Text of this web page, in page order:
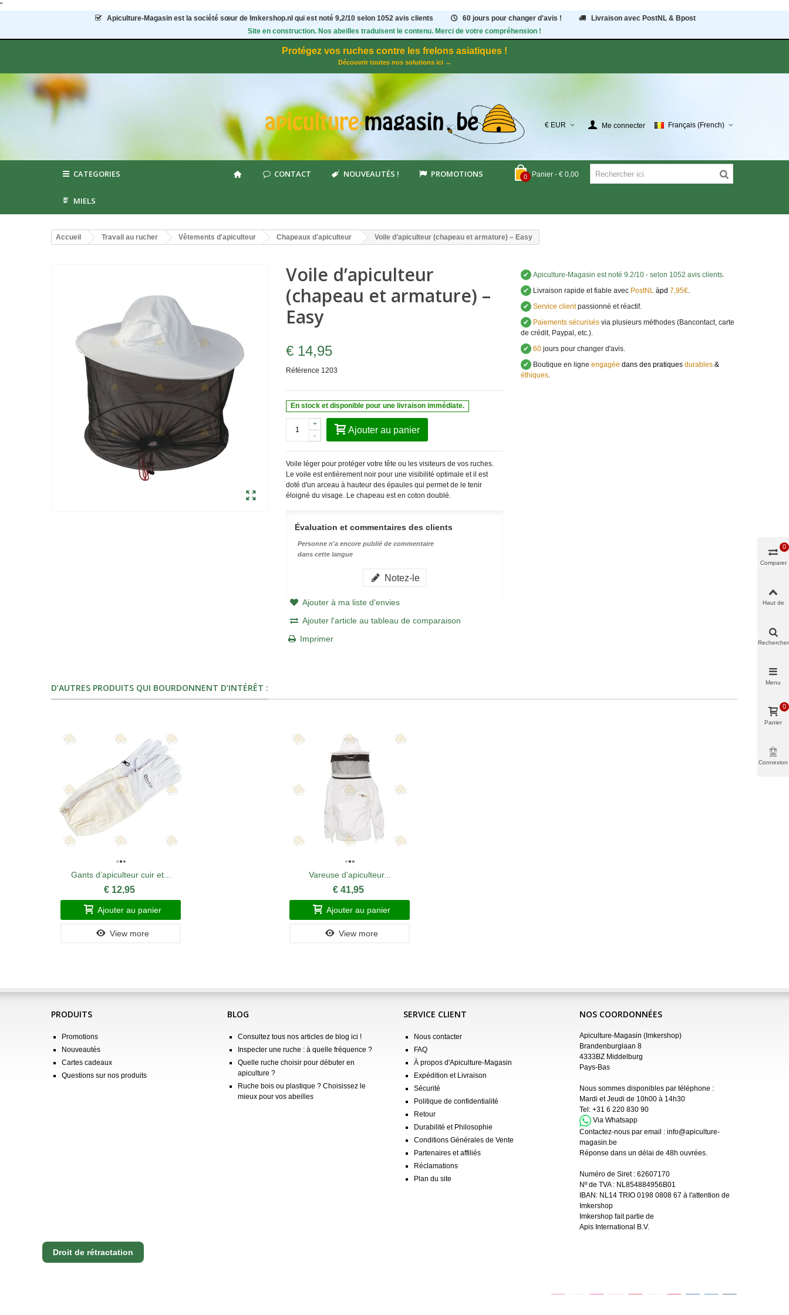
"
Apiculture-Magasin est la société sœur de Imkershop.nl qui est noté 9,2/10 selon 1052avis clients 60 jours pour changer d'avis !
Livraison avec PostNL & Bpost
Site en construction. Nos abeilles traduisent le contenu. Merci de votre compréhension !
Protégez vos ruches contre les frelons asiatiques !
Découvrir toutes nos solutions ici →
€ EUR Me connecter Français (French)
0 Panier - € 0,00
CATEGORIES CONTACT NOUVEAUTÉS ! PROMOTIONS
MIELS
Accueil Travail au rucher Vêtements d'apiculteur Chapeaux d'apiculteur Voile d’apiculteur (chapeau et armature) – Easy
Voile d’apiculteur
(chapeau et armature) –
Easy
€ 14,95
Référence 1203
En stock et disponible pour une livraison immédiate.
-
+
Ajouter au panier
Voile léger pour protéger votre tête ou les visiteurs de vos ruches.
Le voile est entièrement noir pour une visibilité optimale et il est
doté d'un arceau à hauteur des épaules qui permet de le tenir
éloigné du visage. Le chapeau est en coton doublé.
Évaluation et commentaires des clients
Personne n'a encore publié de commentaire
dans cette langue
Notez-le
Ajouter à ma liste d'envies
Ajouter l'article au tableau de comparaison
Imprimer
✔ Apiculture-Magasin est noté 9.2/10 - selon 1052 avis clients.
✔ Livraison rapide et fiable avecPostNL àpd 7,95€.
✔ Service clientpassionné et réactif.
✔ Paiements sécurisésvia plusieurs méthodes (Bancontact, carte
de crédit, Paypal, etc.).
✔ 60jours pour changer d'avis.
✔ Boutique en ligne engagée dans des pratiques durables&
éthiques.
D’AUTRES PRODUITS QUI BOURDONNENT D’INTÉRÊT :
Gants d’apiculteur cuir et...
€ 12,95
Ajouter au panier
View more
Vareuse d’apiculteur...
€ 41,95
Ajouter au panier
View more
PRODUITS
Promotions
Nouveautés
Cartes cadeaux
Questions sur nos produits
BLOG
Consultez tous nos articles de blog ici !
Inspecter une ruche : à quelle fréquence ?
Quelle ruche choisir pour débuter en
apiculture ?
Ruche bois ou plastique ? Choisissez le
mieux pour vos abeilles
SERVICE CLIENT
Nous contacter
FAQ
À propos d'Apiculture-Magasin
Expédition et Livraison
Sécurité
Politique de confidentialité
Retour
Durabilité et Philosophie
Conditions Générales de Vente
Partenaires et affiliés
Réclamations
Plan du site
NOS COORDONNÉES
Apiculture-Magasin (Imkershop)
Brandenburglaan 8
4333BZ Middelburg
Pays-Bas
Nous sommes disponibles par téléphone :
Mardi et Jeudi de 10h00 à 14h30
Tel: +31 6 220 830 90
Via Whatsapp
Contactez-nous par email : info@apiculture-
magasin.be
Réponse dans un délai de 48h ouvrées.
Numéro de Siret : 62607170
Nº de TVA : NL854884956B01
IBAN: NL14 TRIO 0198 0808 67 à l'attention de
Imkershop
Imkershop fait partie de
Apis International B.V.
Droit de rétractation
Comparer
0
Haut de
Rechercher
Menu
Panier
0
Connexion